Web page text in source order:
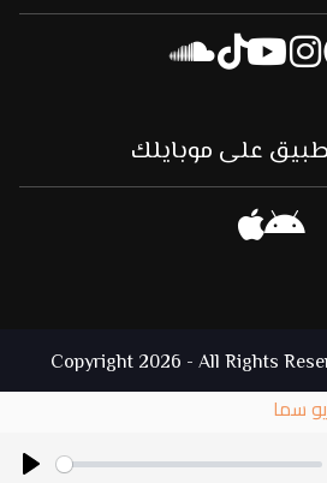
على موبايلك
Copyright 2026 - All Rights
سما